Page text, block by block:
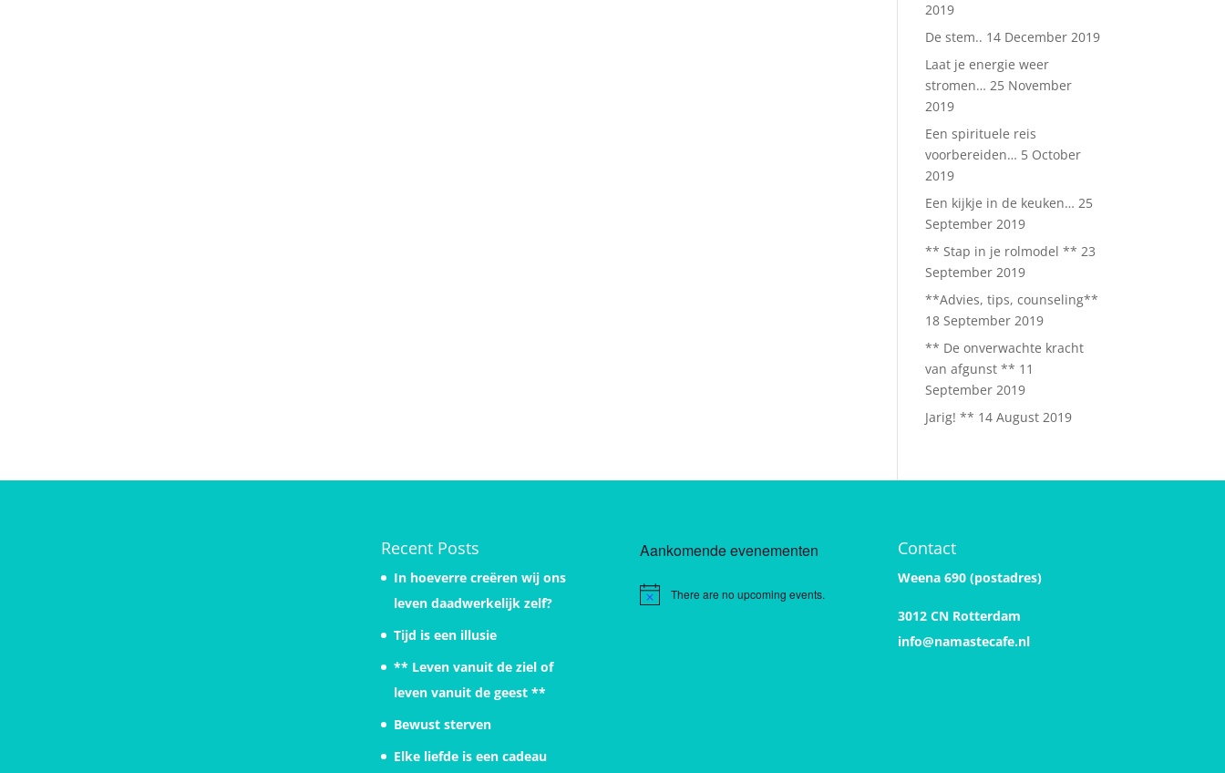
2019
De stem.. 14 December 2019
Laat je energie weer
stromen… 25 November
2019
Een spirituele reis
voorbereiden… 5 October
2019
Een kijkje in de keuken… 25
September 2019
** Stap in je rolmodel ** 23
September 2019
**Advies, tips, counseling**
18 September 2019
** De onverwachte kracht
van afgunst ** 11
September 2019
Jarig! ** 14 August 2019
Recent Posts
In hoeverre creëren wij ons
leven daadwerkelijk zelf?
Tijd is een illusie
** Leven vanuit de ziel of
leven vanuit de geest **
Bewust sterven
Elke liefde is een cadeau
Aankomende evenementen
Notice There are no upcoming events.
Contact
Weena 690 (postadres)
3012 CN Rotterdam
info@namastecafe.nl